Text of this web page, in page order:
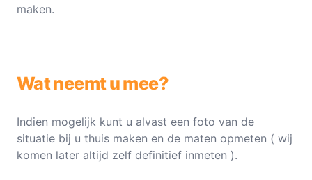
maken.
Wat neemt u mee?
Indien mogelijk kunt u alvast een foto van de
situatie bij u thuis maken en de maten opmeten ( wij
komen later altijd zelf definitief inmeten ).